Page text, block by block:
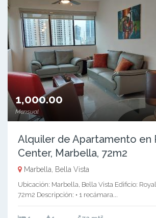
1,000.00
Mensual
Alquiler de Apartamento en
Center, Marbella, 72m2
Marbella, Bella Vista
Ubicación: Marbella, Bella Vista Edificio:
72m2 Descripción: • 1 recámara...
2